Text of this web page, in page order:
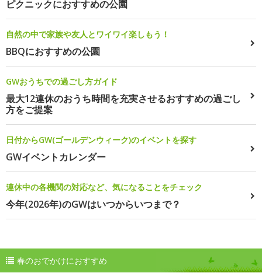
ピクニックにおすすめの公園
自然の中で家族や友人とワイワイ楽しもう！
BBQにおすすめの公園
GWおうちでの過ごし方ガイド
最大12連休のおうち時間を充実させるおすすめの過ごし
方をご提案
日付からGW(ゴールデンウィーク)のイベントを探す
GWイベントカレンダー
連休中の各機関の対応など、気になることをチェック
今年(2026年)のGWはいつからいつまで？
春のおでかけにおすすめ